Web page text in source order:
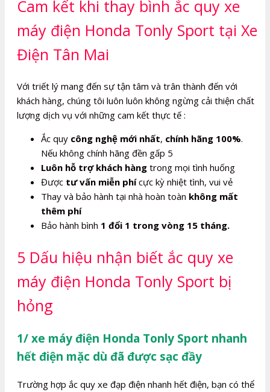
Cam kết khi thay bình ắc quy xe
máy điện Honda Tonly Sport tại Xe
Điện Tân Mai
Với triết lý mang đến sự tận tâm và trân thành đến với
khách hàng, chúng tôi luôn luôn không ngừng cải thiện chất
lượng dịch vụ với những cam kết thực tế :
Ắc quy công nghệ mới nhất, chính hãng 100%.
Nếu không chính hãng đền gấp 5
Luôn hỗ trợ khách hàng trong mọi tình huống
Được tư vấn miễn phícực kỳ nhiệt tình, vui vẻ
Thay và bảo hành tại nhà hoàn toàn không mất
thêm phí
Bảo hành bình 1 đổi 1 trong vòng 15 tháng.
5 Dấu hiệu nhận biết ắc quy xe
máy điện Honda Tonly Sport bị
hỏng
1/ xe máy điện Honda Tonly Sport nhanh
hết điện mặc dù đã được sạc đầy
Trường hợp ắc quy xe đạp điện nhanh hết điện, bạn có thể